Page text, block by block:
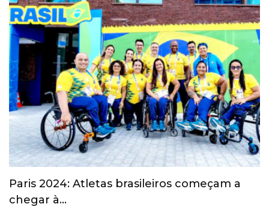
Paris 2024: Atletas brasileiros começam a
chegar à…